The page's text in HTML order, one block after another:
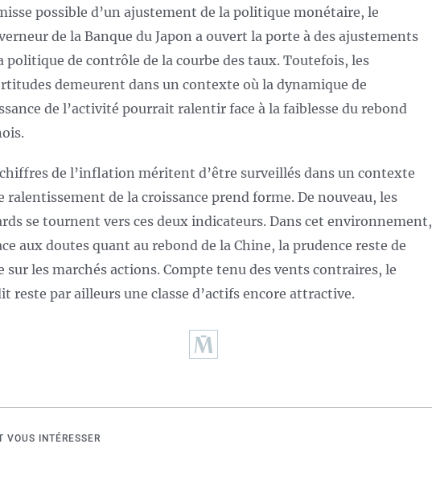
possible d’un ajustement de la politique monétaire, le
de la Banque du Japon a ouvert la porte à des ajustements
politique de contrôle de la courbe des taux. Toutefois, les
demeurent dans un contexte où la dynamique de
de l’activité pourrait ralentir face à la faiblesse du rebond
de l’inflation méritent d’être surveillés dans un contexte
ralentissement de la croissance prend forme. De nouveau, les
se tournent vers ces deux indicateurs. Dans cet environnement,
aux doutes quant au rebond de la Chine, la prudence reste de
sur les marchés actions. Compte tenu des vents contraires, le
reste par ailleurs une classe d’actifs encore attractive.
VOUS INTÉRESSER